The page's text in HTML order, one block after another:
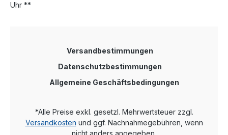
Uhr **
Versandbestimmungen
Datenschutzbestimmungen
Allgemeine Geschäftsbedingungen
*Alle Preise exkl. gesetzl. Mehrwertsteuer zzgl.
Versandkosten und ggf. Nachnahmegebühren, wenn